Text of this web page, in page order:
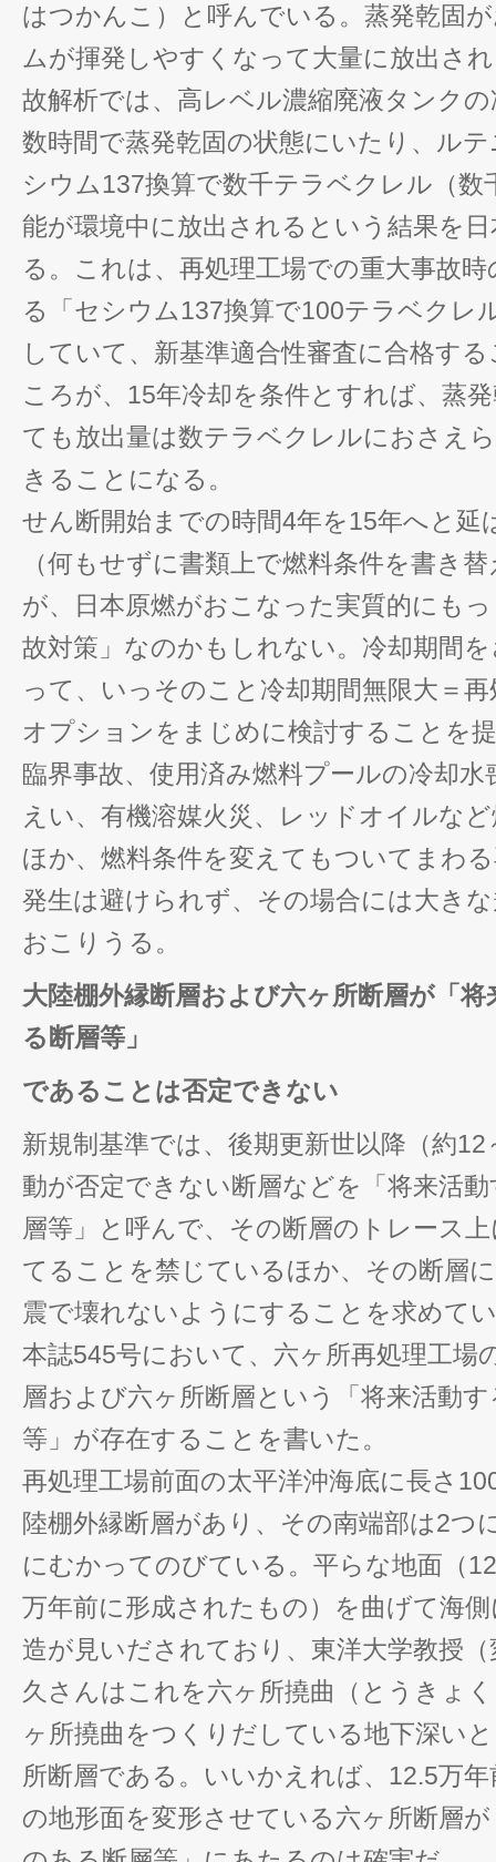
はつかんこ）と呼んでいる。蒸発乾固
ムが揮発しやすくなって大量に放出さ
故解析では、高レベル濃縮廃液タンク
数時間で蒸発乾固の状態にいたり、ル
シウム137換算で数千テラベクレル（数
能が環境中に放出されるという結果を
る。これは、再処理工場での重大事故
る「セシウム137換算で100テラベクレ
していて、新基準適合性審査に合格す
ころが、15年冷却を条件とすれば、蒸
ても放出量は数テラベクレルにおさえ
きることになる。
せん断開始までの時間4年を15年へと延
（何もせずに書類上で燃料条件を書き
が、日本原燃がおこなった実質的にも
故対策」なのかもしれない。冷却期間
って、いっそのこと冷却期間無限大＝
オプションをまじめに検討することを
臨界事故、使用済み燃料プールの冷却水
えい、有機溶媒火災、レッドオイルな
ほか、燃料条件を変えてもついてまわ
発生は避けられず、その場合には大き
おこりうる。
大陸棚外縁断層および六ヶ所断層が 「
る断層等」
であることは否定できない
新規制基準では、後期更新世以降（約
動が否定できない断層などを「将来活
層等」と呼んで、その断層のトレース
てることを禁じているほか、その断層
震で壊れないようにすることを求めて
本誌545号において、六ヶ所再処理工場
層および六ヶ所断層という「将来活動
等」が存在することを書いた。
再処理工場前面の太平洋沖海底に長さ
陸棚外縁断層があり、その南端部は2つ
にむかってのびている。平らな地面（
万年前に形成されたもの）を曲げて海
造が見いだされており、東洋大学教授
久さんはこれを六ヶ所撓曲（とうきょ
ヶ所撓曲をつくりだしている地下深い
所断層である。いいかえれば、12.5万
の地形面を変形させている六ヶ所断層